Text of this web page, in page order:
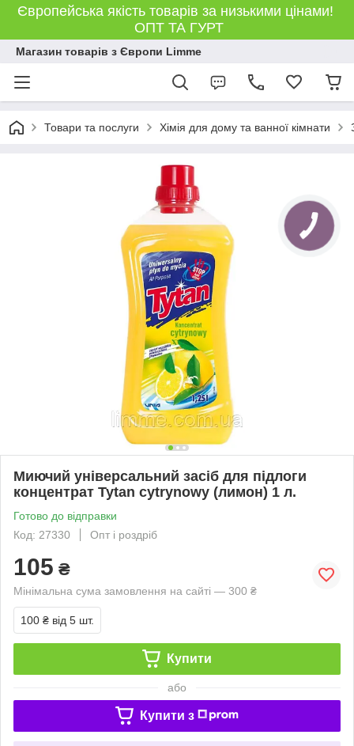
Європейська якість товарів за низькими цінами!
ОПТ ТА ГУРТ
Магазин товарів з Європи Limme
Товари та послуги Хімія для дому та ванної кімнати
Миючий універсальний засіб для підлоги
концентрат Tytan cytrynowy (лимон) 1 л.
Готово до відправки
Код: 27330
Опт і роздріб
105 ₴
Мінімальна сума замовлення на сайті — 300 ₴
100 ₴ від 5 шт.
Купити
або
Купити з
КНОПКА
ЗВ'ЯЗКУ